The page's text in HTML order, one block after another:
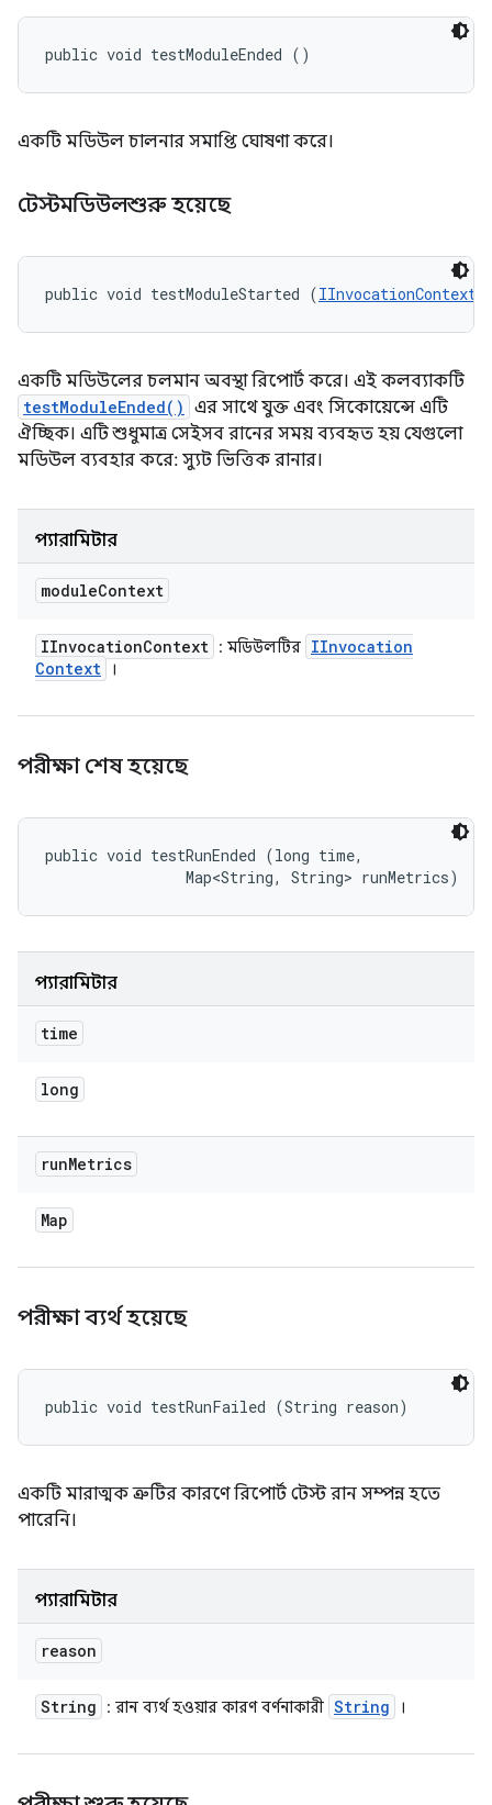
public void testModuleEnded ()
একটি মডিউল চালনার সমাপ্তি ঘোষণা করে।
টেস্টমডিউলশুরু হয়েছে
public void testModuleStarted (IInvocationContext
একটি মডিউলের চলমান অবস্থা রিপোর্ট করে। এই কলব্যাকটি
testModuleEnded() এর সাথে যুক্ত এবং সিকোয়েন্সে এটি
ঐচ্ছিক। এটি শুধুমাত্র সেইসব রানের সময় ব্যবহৃত হয় যেগুলো
মডিউল ব্যবহার করে: স্যুট ভিত্তিক রানার।
প্যারামিটার
moduleContext
IInvocationContext : মডিউলটির IInvocation
Context
।
পরীক্ষা শেষ হয়েছে
public void testRunEnded (long time,
                Map<String, String> runMetrics)
প্যারামিটার
time
long
runMetrics
Map
পরীক্ষা ব্যর্থ হয়েছে
public void testRunFailed (String reason)
একটি মারাত্মক ত্রুটির কারণে রিপোর্ট টেস্ট রান সম্পন্ন হতে
পারেনি।
প্যারামিটার
reason
String : রান ব্যর্থ হওয়ার কারণ বর্ণনাকারী String ।